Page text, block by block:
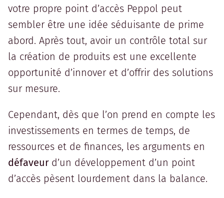
votre propre point d’accès Peppol peut
sembler être une idée séduisante de prime
abord. Après tout, avoir un contrôle total sur
la création de produits est une excellente
opportunité d’innover et d’offrir des solutions
sur mesure.
Cependant, dès que l’on prend en compte les
investissements en termes de temps, de
ressources et de finances, les arguments en
défaveur d’un développement d’un point
d’accès pèsent lourdement dans la balance.